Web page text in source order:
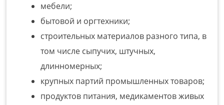
мебели;
бытовой и оргтехники;
строительных материалов разного типа, в
том числе сыпучих, штучных,
длинномерных;
крупных партий промышленных товаров;
продуктов питания, медикаментов живых